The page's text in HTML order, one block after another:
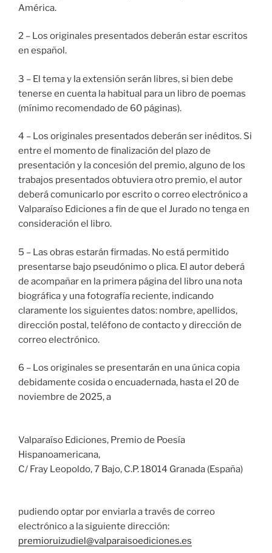
América.
2 – Los originales presentados deberán estar escritos
en español.
3 – El tema y la extensión serán libres, si bien debe
tenerse en cuenta la habitual para un libro de poemas
(mínimo recomendado de 60 páginas).
4 – Los originales presentados deberán ser inéditos. Si
entre el momento de finalización del plazo de
presentación y la concesión del premio, alguno de los
trabajos presentados obtuviera otro premio, el autor
deberá comunicarlo por escrito o correo electrónico a
Valparaíso Ediciones a fin de que el Jurado no tenga en
consideración el libro.
5 – Las obras estarán firmadas. No está permitido
presentarse bajo pseudónimo o plica. El autor deberá
de acompañar en la primera página del libro una nota
biográfica y una fotografía reciente, indicando
claramente los siguientes datos: nombre, apellidos,
dirección postal, teléfono de contacto y dirección de
correo electrónico.
6 – Los originales se presentarán en una única copia
debidamente cosida o encuadernada, hasta el 20 de
noviembre de 2025, a
Valparaíso Ediciones, Premio de Poesía
Hispanoamericana,
C/ Fray Leopoldo, 7 Bajo, C.P. 18014 Granada (España)
pudiendo optar por enviarla a través de correo
electrónico a la siguiente dirección:
premioruizudiel@valparaisoediciones.es